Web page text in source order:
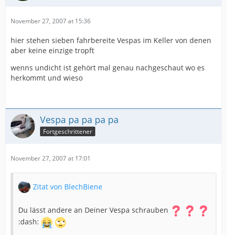
November 27, 2007 at 15:36
hier stehen sieben fahrbereite Vespas im Keller von denen
aber keine einzige tropft
wenns undicht ist gehört mal genau nachgeschaut wo es
herkommt und wieso
Vespa pa pa pa pa
Fortgeschrittener
November 27, 2007 at 17:01
Zitat von BlechBiene
Du lässt andere an Deiner Vespa schrauben
:dash: